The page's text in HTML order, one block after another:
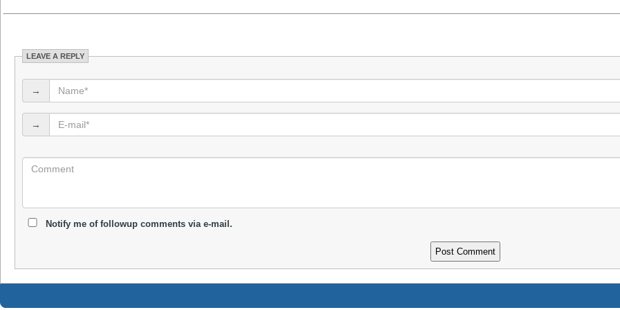
LEAVE A REPLY
→
→
Notify me of followup comments via e-mail.